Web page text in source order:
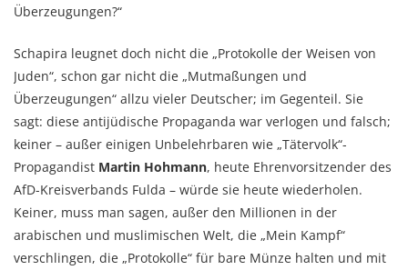
Überzeugungen?“
Schapira leugnet doch nicht die „Protokolle der Weisen von
Juden“, schon gar nicht die „Mutmaßungen und
Überzeugungen“ allzu vieler Deutscher; im Gegenteil. Sie
sagt: diese antijüdische Propaganda war verlogen und falsch;
keiner – außer einigen Unbelehrbaren wie „Tätervolk“-
Propagandist Martin Hohmann, heute Ehrenvorsitzender des
AfD-Kreisverbands Fulda – würde sie heute wiederholen.
Keiner, muss man sagen, außer den Millionen in der
arabischen und muslimischen Welt, die „Mein Kampf“
verschlingen, die „Protokolle“ für bare Münze halten und mit